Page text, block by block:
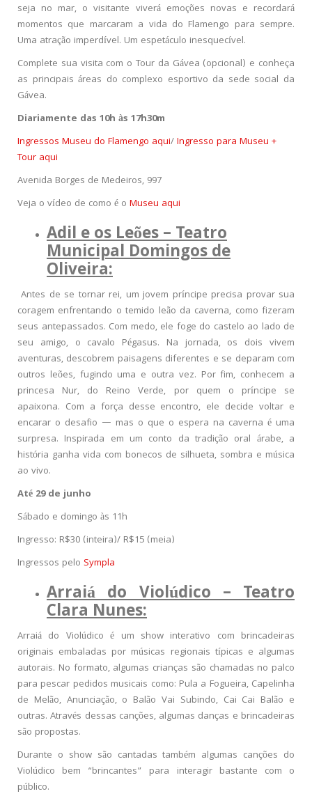
seja no mar, o visitante viverá emoções novas e recordará
momentos que marcaram a vida do Flamengo para sempre.
Uma atração imperdível. Um espetáculo inesquecível.
Complete sua visita com o Tour da Gávea (opcional) e conheça
as principais áreas do complexo esportivo da sede social da
Gávea.
Diariamente das 10h às 17h30m
Ingressos Museu do Flamengo aqui/Ingresso para Museu +
Tour aqui
Avenida Borges de Medeiros, 997
Veja o vídeo de como é o Museu aqui
Adil e os Leões – Teatro
Municipal Domingos de
Oliveira:
Antes de se tornar rei, um jovem príncipe precisa provar sua
coragem enfrentando o temido leão da caverna, como fizeram
seus antepassados. Com medo, ele foge do castelo ao lado de
seu amigo, o cavalo Pégasus. Na jornada, os dois vivem
aventuras, descobrem paisagens diferentes e se deparam com
outros leões, fugindo uma e outra vez. Por fim, conhecem a
princesa Nur, do Reino Verde, por quem o príncipe se
apaixona. Com a força desse encontro, ele decide voltar e
encarar o desafio — mas o que o espera na caverna é uma
surpresa. Inspirada em um conto da tradição oral árabe, a
história ganha vida com bonecos de silhueta, sombra e música
ao vivo.
Até 29 de junho
Sábado e domingo às 11h
Ingresso: R$30 (inteira)/ R$15 (meia)
Ingressos pelo Sympla
Arraiá do Violúdico – Teatro
Clara Nunes:
Arraiá do Violúdico é um show interativo com brincadeiras
originais embaladas por músicas regionais típicas e algumas
autorais. No formato, algumas crianças são chamadas no palco
para pescar pedidos musicais como: Pula a Fogueira, Capelinha
de Melão, Anunciação, o Balão Vai Subindo, Cai Cai Balão e
outras. Através dessas canções, algumas danças e brincadeiras
são propostas.
Durante o show são cantadas também algumas canções do
Violúdico bem “brincantes” para interagir bastante com o
público.